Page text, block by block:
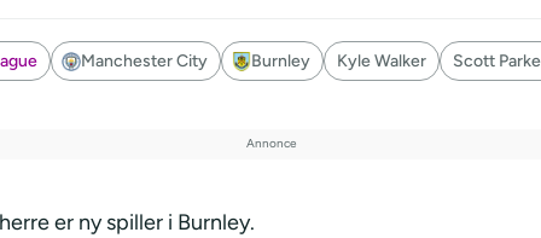
Manchester City Burnley Kyle Walker Scott
er ny spiller i Burnley.